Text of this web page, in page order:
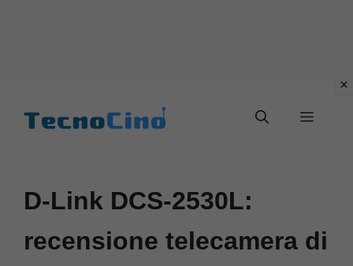
Menu
D-Link DCS-2530L:
recensione telecamera di